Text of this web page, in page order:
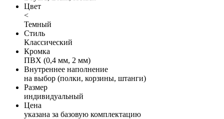
Цвет
<
Темный
Стиль
Классический
Кромка
ПВХ (0,4 мм, 2 мм)
Внутреннее наполнение
на выбор (полки, корзины, штанги)
Размер
индивидуальный
Цена
указана за базовую комплектацию